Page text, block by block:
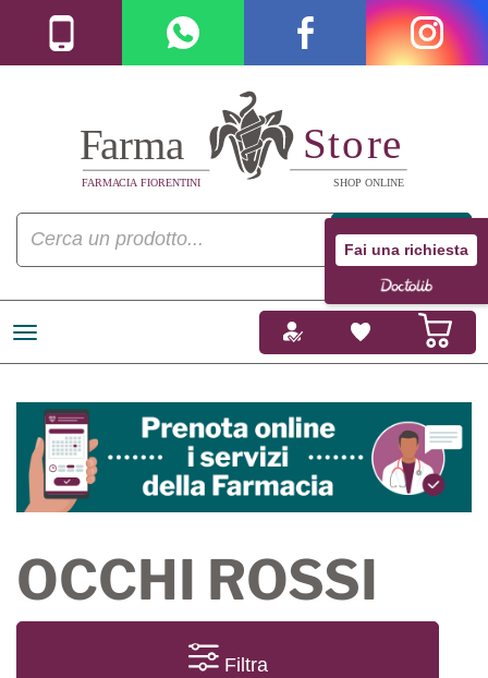
Fai una richiesta
OCCHI ROSSI
Filtra